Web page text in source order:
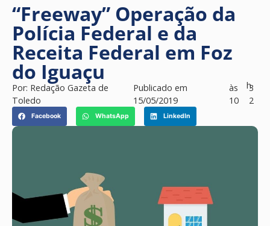
“Freeway” Operação da
Polícia Federal e da
Receita Federal em Foz
do Iguaçu
Por: Redação Gazeta de
Toledo
Publicado em
15/05/2019
às
10
h3
2
Facebook WhatsApp LinkedIn